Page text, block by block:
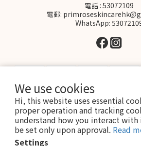
We use cookies
Hi, this website uses essential
proper operation and tracking
understand how you interact
be set only upon approval. Read
Settings
電話 : 53072109
電郵:
WhatsApp:
$ HKD English